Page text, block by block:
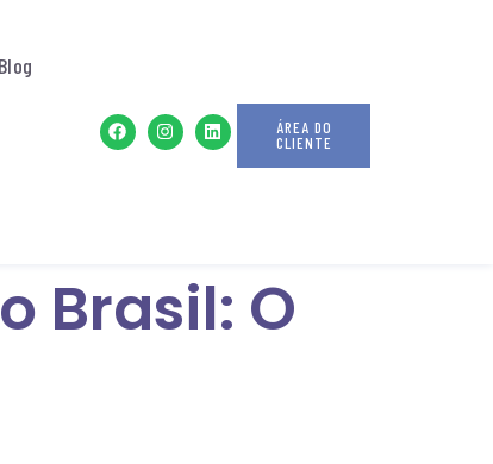
Blog
ÁREA DO
CLIENTE
Brasil: O